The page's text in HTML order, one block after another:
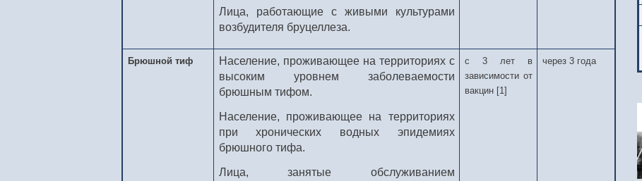
Лица, работающие с живыми культурами
возбудителя бруцеллеза.
Брюшной тиф
Население, проживающее на территориях с
высоким уровнем заболеваемости
брюшным тифом.
Население, проживающее на территориях
при хронических водных эпидемиях
брюшного тифа.
Лица, занятые обслуживанием
с 3 лет в
зависимости от
вакцин [1]
через 3 года